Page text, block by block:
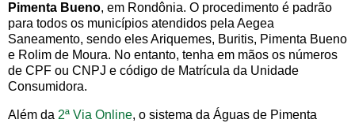
Pimenta Bueno, em Rondônia. O procedimento é padrão
para todos os municípios atendidos pela Aegea
Saneamento, sendo eles Ariquemes, Buritis, Pimenta Bueno
e Rolim de Moura. No entanto, tenha em mãos os números
de CPF ou CNPJ e código de Matrícula da Unidade
Consumidora.
Além da 2ª Via Online, o sistema da Águas de Pimenta